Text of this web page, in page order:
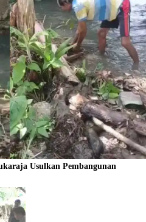
Usulkan Pembangunan